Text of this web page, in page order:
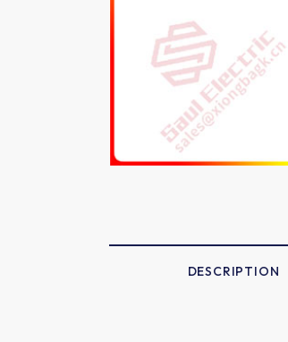
DESCRIPTION